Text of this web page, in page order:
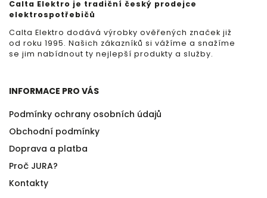
Calta Elektro je tradiční český prodejce
elektrospotřebičů
Calta Elektro dodává výrobky ověřených značek již
od roku 1995. Našich zákazníků si vážíme a snažíme
se jim nabídnout ty nejlepší produkty a služby.
INFORMACE PRO VÁS
Podmínky ochrany osobních údajů
Obchodní podmínky
Doprava a platba
Proč JURA?
Kontakty